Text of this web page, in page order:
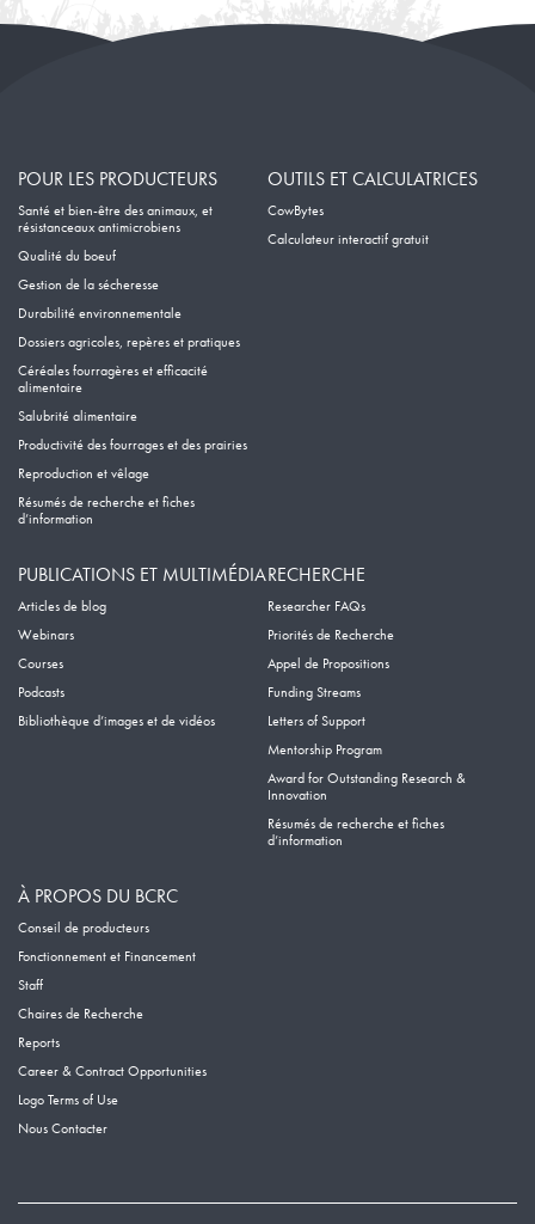
POUR LES PRODUCTEURS
Santé et bien-être des animaux, et
résistanceaux antimicrobiens
Qualité du boeuf
Gestion de la sécheresse
Durabilité environnementale
Dossiers agricoles, repères et pratiques
Céréales fourragères et efficacité
alimentaire
Salubrité alimentaire
Productivité des fourrages et des prairies
Reproduction et vêlage
Résumés de recherche et fiches
d’information
OUTILS ET CALCULATRICES
CowBytes
Calculateur interactif gratuit
PUBLICATIONS ET MULTIMÉDIA
Articles de blog
Webinars
Courses
Podcasts
Bibliothèque d’images et de vidéos
RECHERCHE
Researcher FAQs
Priorités de Recherche
Appel de Propositions
Funding Streams
Letters of Support
Mentorship Program
Award for Outstanding Research &
Innovation
Résumés de recherche et fiches
d’information
À PROPOS DU BCRC
Conseil de producteurs
Fonctionnement et Financement
Staff
Chaires de Recherche
Reports
Career & Contract Opportunities
Logo Terms of Use
Nous Contacter